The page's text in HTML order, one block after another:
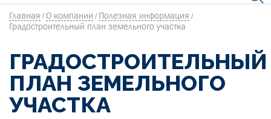
Главная / О компании / Полезная информация /
Градостроительный план земельного участка
ГРАДОСТРОИТЕЛЬНЫЙ
ПЛАН ЗЕМЕЛЬНОГО
УЧАСТКА